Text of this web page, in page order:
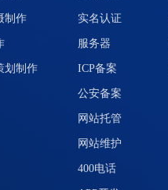
制作
划制作
实名认证
服务器
ICP备案
公安备案
网站托管
网站维护
400电话